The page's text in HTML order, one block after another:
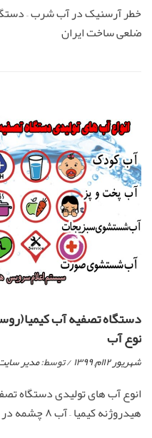
خطر آرسنیک در آب شرب –
ضلعی ساخت ایران
نوع آب
شهریور ۱۲ام, ۱۳۹۹ / توسط:مدیر
انوع آب های تولیدی دستگاه
هیدروژنه کیمیا – آب ۸ چشمه در هر لحظه در اختیار شما است